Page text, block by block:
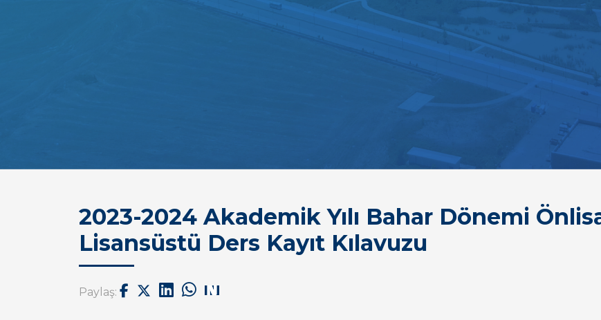
2023-2024 Akademik Yılı Bahar Dönemi
Lisansüstü Ders Kayıt Kılavuzu
Paylaş: